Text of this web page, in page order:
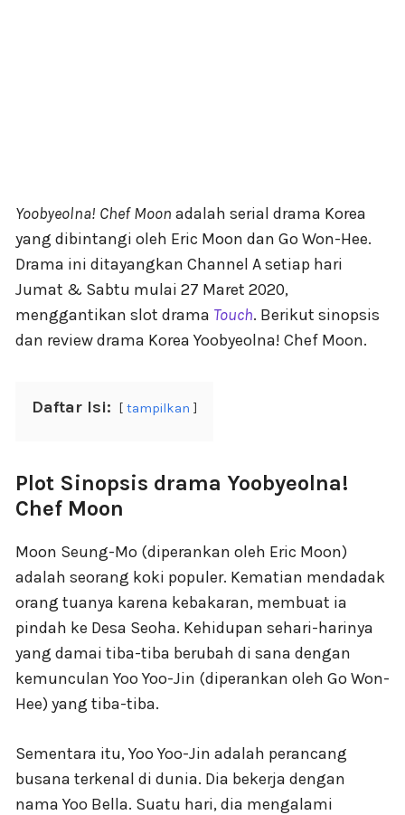
Yoobyeolna! Chef Moon adalah serial drama Korea
yang dibintangi oleh Eric Moon dan Go Won-Hee.
Drama ini ditayangkan Channel A setiap hari
Jumat & Sabtu mulai 27 Maret 2020,
menggantikan slot drama Touch. Berikut sinopsis
dan review drama Korea Yoobyeolna! Chef Moon.
Daftar Isi: tampilkan
Plot Sinopsis drama Yoobyeolna!
Chef Moon
Moon Seung-Mo (diperankan oleh Eric Moon)
adalah seorang koki populer. Kematian mendadak
orang tuanya karena kebakaran, membuat ia
pindah ke Desa Seoha. Kehidupan sehari-harinya
yang damai tiba-tiba berubah di sana dengan
kemunculan Yoo Yoo-Jin (diperankan oleh Go Won-
Hee) yang tiba-tiba.
Sementara itu, Yoo Yoo-Jin adalah perancang
busana terkenal di dunia. Dia bekerja dengan
nama Yoo Bella. Suatu hari, dia mengalami